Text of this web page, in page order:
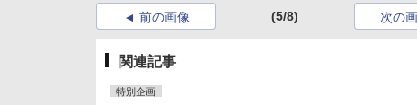
前の画像 (5/8) 次の
関連記事
特別企画